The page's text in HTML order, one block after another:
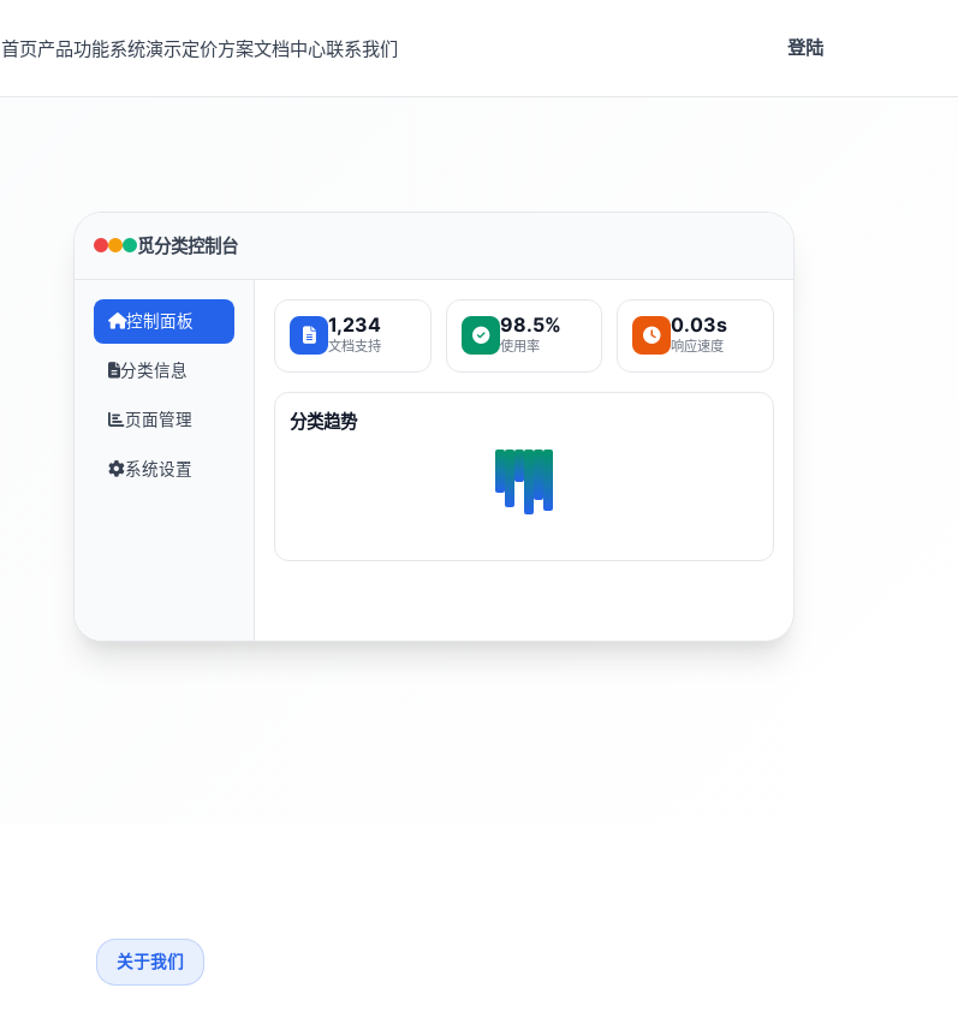
首页产品功能系统演示定价方案文档中心联系我们 登陆
觅分类控制台
控制面板
分类信息
页面管理
系统设置
1,234
文档支持
98.5%
使用率
0.03s
响应速度
分类趋势
关于我们